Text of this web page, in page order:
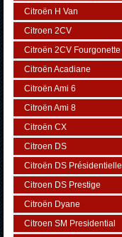
Citroën H Van
Citroen 2CV
Citroën 2CV Fourgonette
Citroën Acadiane
Citroën Ami 6
Citroën Ami 8
Citroën CX
Citroen DS
Citroën DS Présidentielle
Citroen DS Prestige
Citroën Dyane
Citroen SM Presidential